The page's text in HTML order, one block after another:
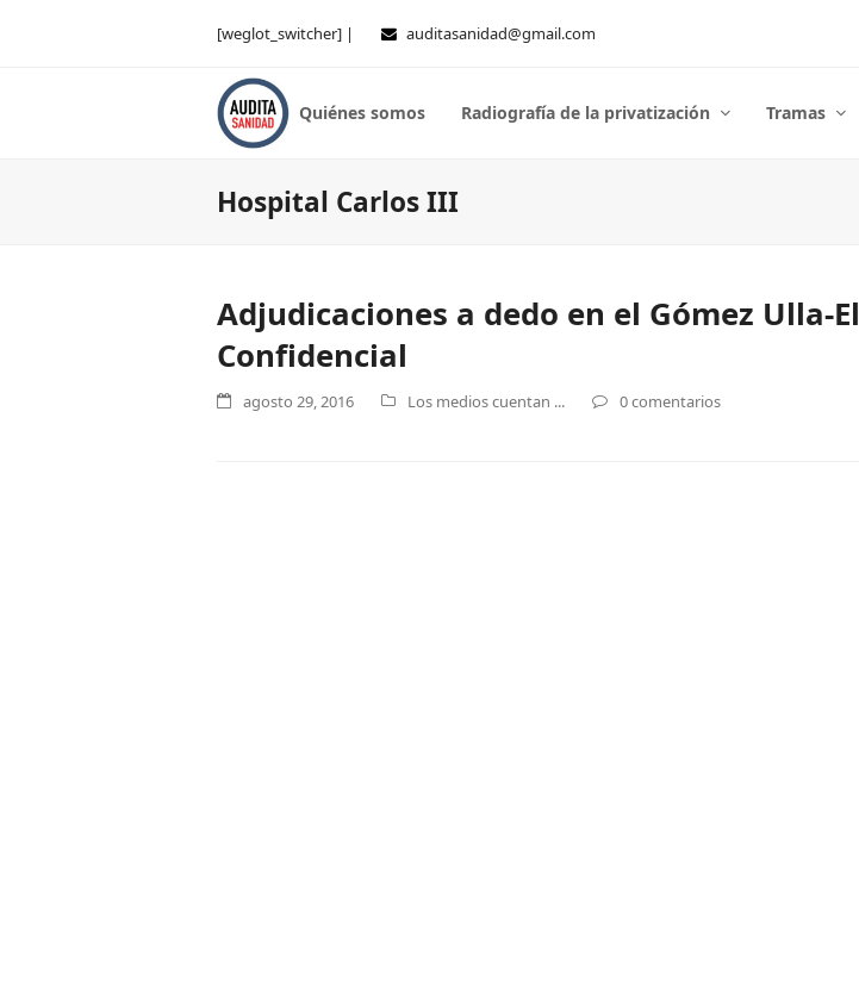
[weglot_switcher] | auditasanidad@gmail.com
Quiénes somos Radiografía de la privatización Tramas
Hospital Carlos III
Adjudicaciones a dedo en el Gómez Ulla-El
Confidencial
agosto 29, 2016 Los medios cuentan ... 0 comentarios